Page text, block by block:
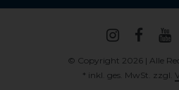
© Copyright 2026 | Alle
* inkl. ges. MwSt. zzgl.